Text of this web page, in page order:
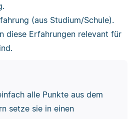
(aus Studium/Schule).
diese Erfahrungen relevant für
alle Punkte aus dem
setze sie in einen